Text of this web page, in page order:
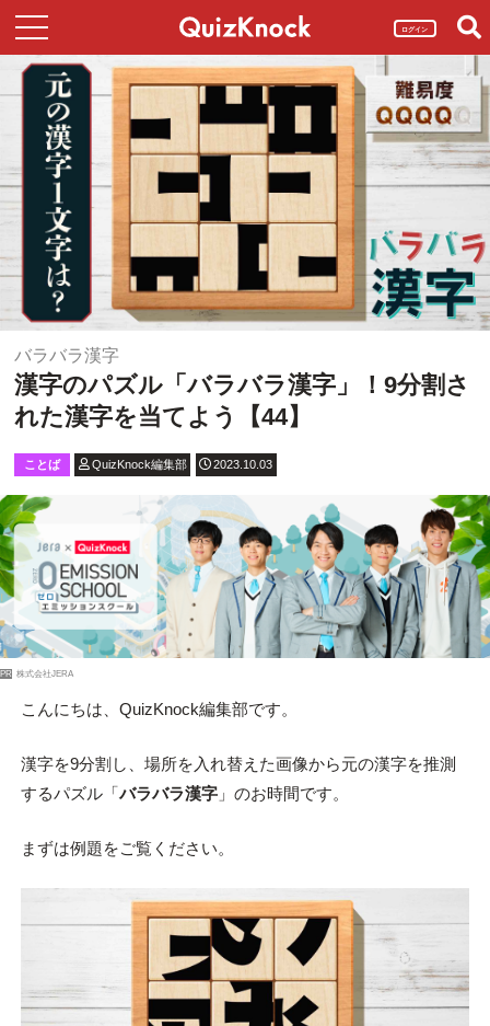
ログイン
バラバラ漢字
漢字のパズル「バラバラ漢字」！9分割さ
れた漢字を当てよう【44】
ことば QuizKnock編集部 2023.10.03
PR 株式会社JERA
こんにちは、QuizKnock編集部です。
漢字を9分割し、場所を入れ替えた画像から元の漢字を推測
するパズル「バラバラ漢字」のお時間です。
まずは例題をご覧ください。